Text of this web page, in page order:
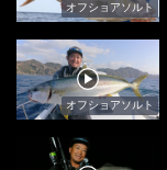
オフショアソルト
オフショアソルト